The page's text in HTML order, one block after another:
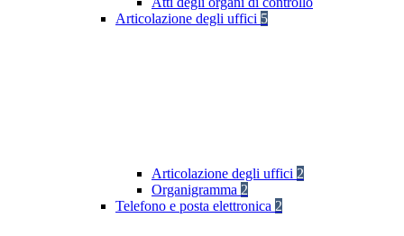
Articolazione degli uffici 5
Articolazione degli uffici 2
Organigramma 2
Telefono e posta elettronica 2